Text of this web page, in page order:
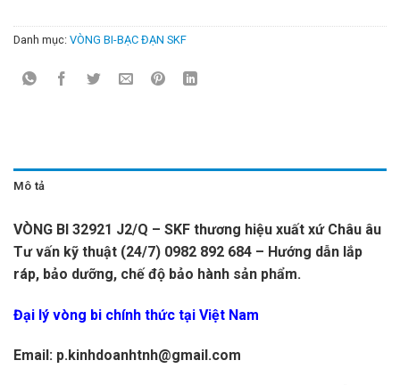
Danh mục: VÒNG BI-BẠC ĐẠN SKF
Mô tả
VÒNG BI 32921 J2/Q – SKF thương hiệu xuất xứ Châu âu
Tư vấn kỹ thuật (24/7) 0982 892 684 – Hướng dẫn lắp
ráp, bảo dưỡng, chế độ bảo hành sản phẩm.
Đại lý vòng bi chính thức tại Việt Nam
Email: p.kinhdoanhtnh@gmail.com